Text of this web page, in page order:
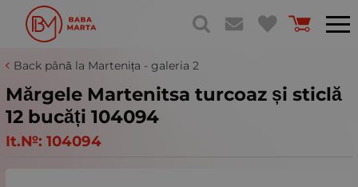
Back până la Martenița - galeria 2
Mărgele Martenitsa turcoaz și sticlă
12 bucăți 104094
It.№: 104094